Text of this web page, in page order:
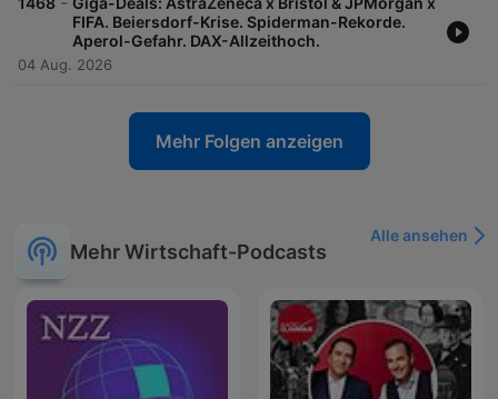
FIFA. Beiersdorf-Krise. Spiderman-Rekorde.
Aperol-Gefahr. DAX-Allzeithoch.
04 Aug. 2026
Mehr Folgen anzeigen
Mehr Wirtschaft-Podcasts
Alle ansehen